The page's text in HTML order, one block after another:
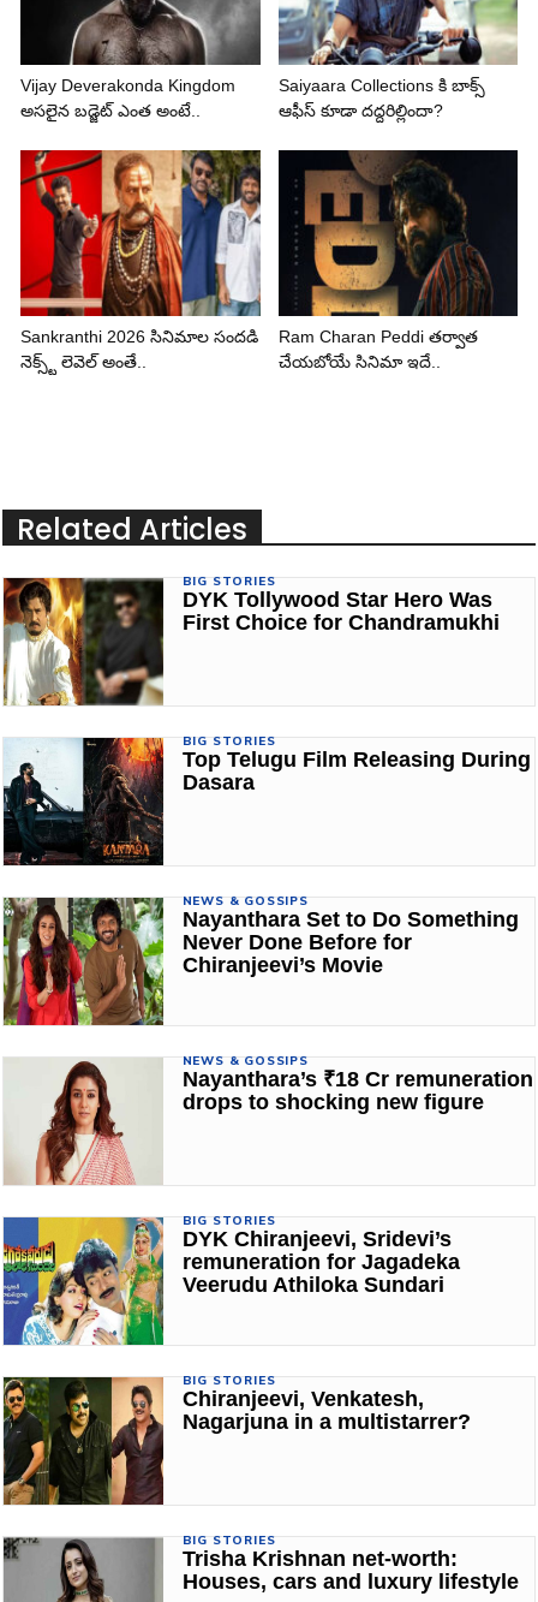
Vijay Deverakonda Kingdom
అసలైన బడ్జెట్ ఎంత అంటే..
Saiyaara Collections కి బాక్స్
ఆఫీస్ కూడా దద్దరిల్లిందా?
Sankranthi 2026 సినిమాల సందడి
నెక్స్ట్ లెవెల్ అంతే..
Ram Charan Peddi తర్వాత
చేయబోయే సినిమా ఇదే..
Related Articles
BIG STORIES
DYK Tollywood Star Hero Was
First Choice for Chandramukhi
BIG STORIES
Top Telugu Film Releasing During
Dasara
NEWS & GOSSIPS
Nayanthara Set to Do Something
Never Done Before for
Chiranjeevi’s Movie
NEWS & GOSSIPS
Nayanthara’s ₹18 Cr remuneration
drops to shocking new figure
BIG STORIES
DYK Chiranjeevi, Sridevi’s
remuneration for Jagadeka
Veerudu Athiloka Sundari
BIG STORIES
Chiranjeevi, Venkatesh,
Nagarjuna in a multistarrer?
BIG STORIES
Trisha Krishnan net-worth:
Houses, cars and luxury lifestyle